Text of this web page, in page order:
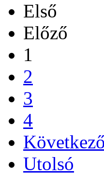
Első
Előző
1
2
3
4
Következő
Utolsó